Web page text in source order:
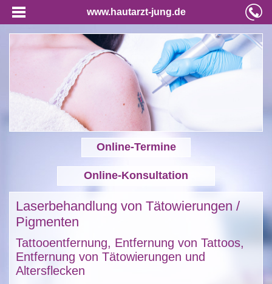
www.hautarzt-jung.de
Online-Termine
Online-Konsultation
Laserbehandlung von Tätowierungen /
Pigmenten
Tattooentfernung, Entfernung von Tattoos,
Entfernung von Tätowierungen und
Altersflecken